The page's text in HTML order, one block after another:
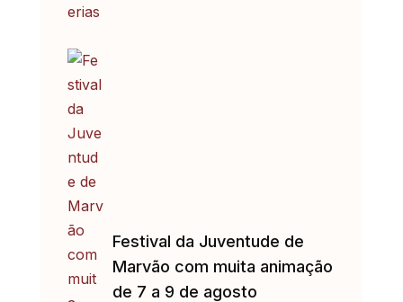
Festival da Juventude de
Marvão com muita animação
de 7 a 9 de agosto